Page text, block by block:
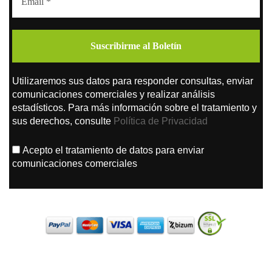
Utilizaremos sus datos para responder consultas, enviar
comunicaciones comerciales y realizar análisis
estadísticos. Para más información sobre el tratamiento y
sus derechos, consulte Política de Privacidad
Acepto el tratamiento de datos para enviar
comunicaciones comerciales